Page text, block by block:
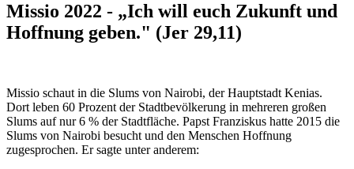
Missio 2022 - „Ich will euch Zukunft und
Hoffnung geben." (Jer 29,11)
Missio schaut in die Slums von Nairobi, der Hauptstadt Kenias.
Dort leben 60 Prozent der Stadtbevölkerung in mehreren großen
Slums auf nur 6 % der Stadtfläche. Papst Franziskus hatte 2015 die
Slums von Nairobi besucht und den Menschen Hoffnung
zugesprochen. Er sagte unter anderem: